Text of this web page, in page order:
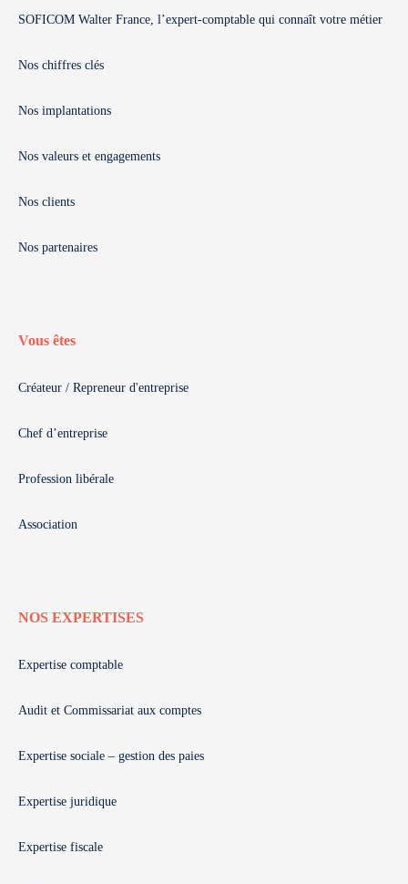
SOFICOM Walter France, l’expert-comptable qui connaît votre métier
Nos chiffres clés
Nos implantations
Nos valeurs et engagements
Nos clients
Nos partenaires
Vous êtes
Créateur / Repreneur d'entreprise
Chef d’entreprise
Profession libérale
Association
NOS EXPERTISES
Expertise comptable
Audit et Commissariat aux comptes
Expertise sociale – gestion des paies
Expertise juridique
Expertise fiscale